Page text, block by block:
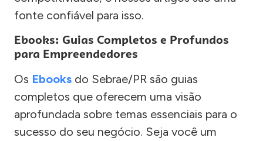
fonte confiável para isso.
Ebooks: Guias Completos e Profundos
para Empreendedores
Os Ebooks do Sebrae/PR são guias
completos que oferecem uma visão
aprofundada sobre temas essenciais para o
sucesso do seu negócio. Seja você um